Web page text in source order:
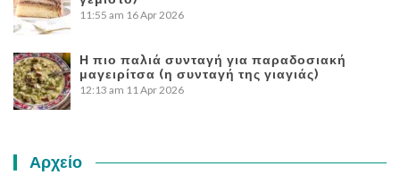
11:55 am 16 Apr 2026
Η πιο παλιά συνταγή για παραδοσιακή
μαγειρίτσα (η συνταγή της γιαγιάς)
12:13 am 11 Apr 2026
Αρχείο